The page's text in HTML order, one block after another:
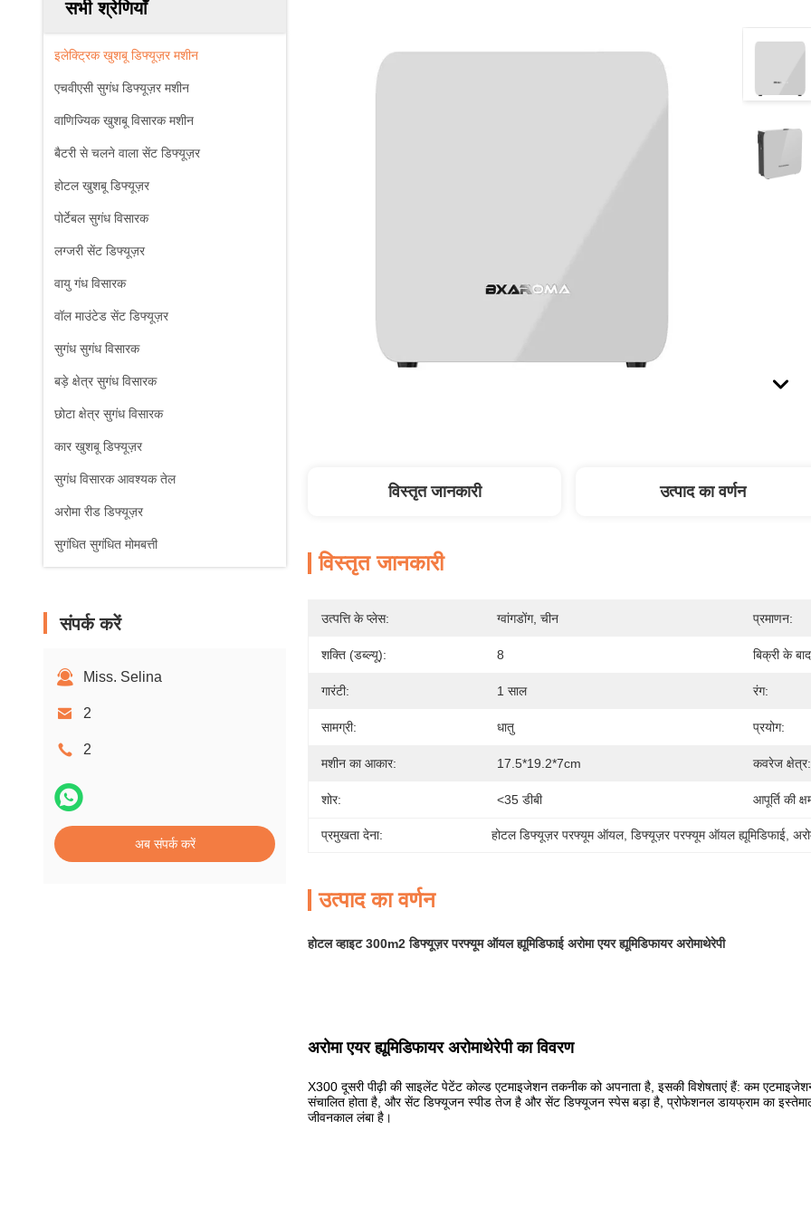
सभी श्रेणियाँ
इलेक्ट्रिक खुशबू डिफ्यूज़र मशीन
एचवीएसी सुगंध डिफ्यूज़र मशीन
वाणिज्यिक खुशबू विसारक मशीन
बैटरी से चलने वाला सेंट डिफ्यूज़र
होटल खुशबू डिफ्यूज़र
पोर्टेबल सुगंध विसारक
लग्जरी सेंट डिफ्यूज़र
वायु गंध विसारक
वॉल माउंटेड सेंट डिफ्यूज़र
सुगंध सुगंध विसारक
बड़े क्षेत्र सुगंध विसारक
छोटा क्षेत्र सुगंध विसारक
कार खुशबू डिफ्यूज़र
सुगंध विसारक आवश्यक तेल
अरोमा रीड डिफ्यूज़र
सुगंधित सुगंधित मोमबत्ती
संपर्क करें
Miss. Selina
2
2
अब संपर्क करें
विस्तृत जानकारी उत्पाद का वर्णन
विस्तृत जानकारी
उत्पत्ति के प्लेस: ग्वांगडोंग, चीन प्रमाणन:
शक्ति (डब्ल्यू): 8 बिक्री के
गारंटी: 1 साल रंग:
सामग्री: धातु प्रयोग:
मशीन का आकार: 17.5*19.2*7cm कवरेज क्षेत्र:
शोर: <35 डीबी आपूर्ति की
प्रमुखता देना: होटल डिफ्यूज़र परफ्यूम ऑयल, डिफ्यूज़र परफ्यूम ऑयल ह्यूमिडिफाई ,
उत्पाद का वर्णन
होटल व्हाइट 300m2 डिफ्यूज़र परफ्यूम ऑयल ह्यूमिडिफाई अरोमा एयर ह्यूमिडिफायर अरोमाथेरेपी
अरोमा एयर ह्यूमिडिफायर अरोमाथेरेपी का विवरण
X300 दूसरी पीढ़ी की साइलेंट पेटेंट कोल्ड एटमाइजेशन तकनीक को अपनाता है, इसकी विशेषताएं हैं: कम
संचालित होता है, और सेंट डिफ्यूजन स्पीड तेज है और सेंट डिफ्यूजन स्पेस बड़ा है, प्रोफेशनल डायफ्राम का
जीवनकाल लंबा है।